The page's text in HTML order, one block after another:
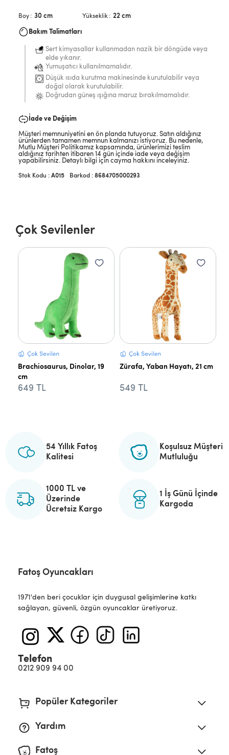
Boy 30 cm Yükseklik 22 cm
Bakım Talimatları
Sert kimyasallar kullanmadan nazik bir döngüde veya
elde yıkanır.
Yumuşatıcı kullanılmamalıdır.
Düşük ısıda kurutma makinesinde kurutulabilir veya
doğal olarak kurutulabilir.
Doğrudan güneş ışığına maruz bırakılmamalıdır.
İade ve Değişim
Müşteri memnuniyetini en ön planda tutuyoruz. Satın aldığınız
ürünlerden tamamen memnun kalmanızı istiyoruz. Bu nedenle,
Mutlu Müşteri Politikamız kapsamında, ürünlerimizi teslim
aldığınız tarihten itibaren 14 gün içinde iade veya değişim
yapabilirsiniz. Detaylı bilgi için cayma hakkını inceleyiniz.
A015 Barkod : 8684705000293
Çok Sevilenler
Brachiosaurus, Dinolar, 19
cm
649 TL
Zürafa, Yaban Hayatı, 21 cm
549 TL
54 Yıllık Fatoş
Kalitesi
Koşulsuz Müşteri
Mutluluğu
1000 TL ve
Üzerinde
Ücretsiz Kargo
1 İş Günü İçinde
Kargoda
Fatoş Oyuncakları
1971'den beri çocuklar için duygusal gelişimlerine katkı
sağlayan, güvenli, özgün oyuncaklar üretiyoruz.
Telefon
0212 909 94 00
Popüler Kategoriler
Yardım
Fatoş